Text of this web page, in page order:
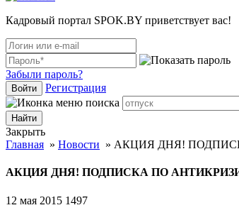
Кадровый портал SPOK.BY приветствует вас!
Забыли пароль?
Войти Регистрация
Закрыть
Главная » Новости » АКЦИЯ ДНЯ!
АКЦИЯ ДНЯ! ПОДПИСКА ПО
12 мая 2015 1497